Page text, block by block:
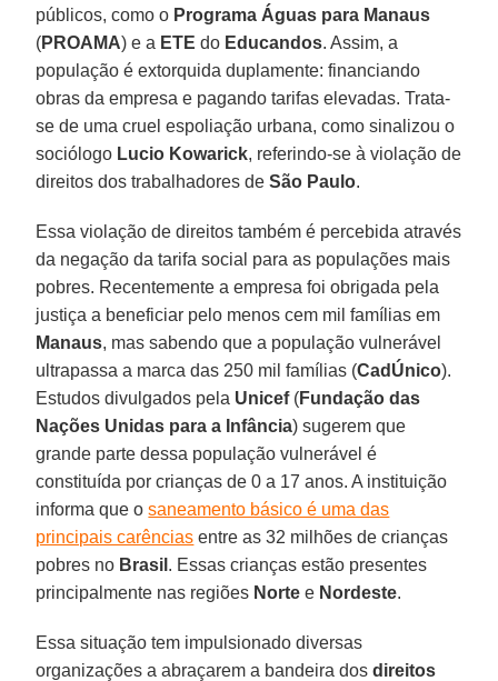
públicos, como o Programa Águas para Manaus
(PROAMA) e a ETE do Educandos. Assim, a
população é extorquida duplamente: financiando
obras da empresa e pagando tarifas elevadas. Trata-
se de uma cruel espoliação urbana, como sinalizou o
sociólogo Lucio Kowarick, referindo-se à violação de
direitos dos trabalhadores deSão Paulo.
Essa violação de direitos também é percebida através
da negação da tarifa social para as populações mais
pobres. Recentemente a empresa foi obrigada pela
justiça a beneficiar pelo menos cem mil famílias em
Manaus, mas sabendo que a população vulnerável
ultrapassa a marca das 250 mil famílias (CadÚnico).
Estudos divulgados pela Unicef(Fundação das
Nações Unidas para a Infância) sugerem que
grande parte dessa população vulnerável é
constituída por crianças de 0 a 17 anos. A instituição
informa que osaneamento básico é uma das
principais carências entre as 32 milhões de crianças
pobres no Brasil . Essas crianças estão presentes
principalmente nas regiões Norte e Nordeste.
Essa situação tem impulsionado diversas
organizações a abraçarem a bandeira dosdireitos